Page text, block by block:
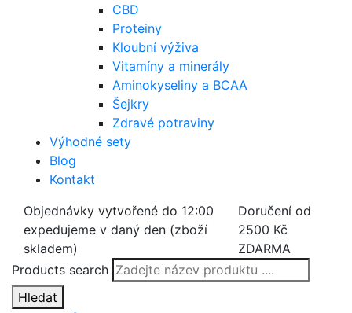
CBD
Proteiny
Kloubní výživa
Vitamíny a minerály
Aminokyseliny a BCAA
Šejkry
Zdravé potraviny
Výhodné sety
Blog
Kontakt
Objednávky vytvořené do 12:00
expedujeme v daný den (zboží
skladem)
Doručení od
2500 Kč
ZDARMA
Products search
Hledat